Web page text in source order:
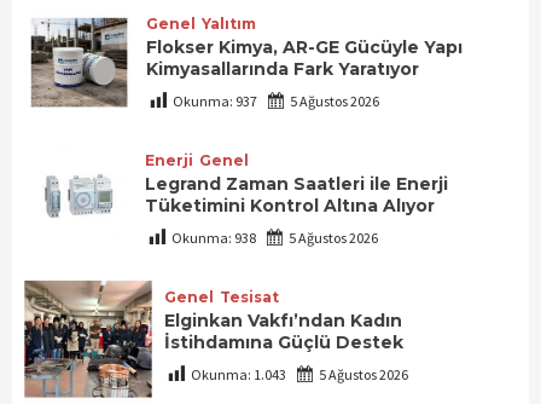
Genel Yalıtım
Flokser Kimya, AR-GE Gücüyle Yapı
Kimyasallarında Fark Yaratıyor
Okunma: 937 5 Ağustos 2026
Enerji Genel
Legrand Zaman Saatleri ile Enerji
Tüketimini Kontrol Altına Alıyor
Okunma: 938 5 Ağustos 2026
Genel Tesisat
Elginkan Vakfı’ndan Kadın
İstihdamına Güçlü Destek
Okunma: 1.043 5 Ağustos 2026